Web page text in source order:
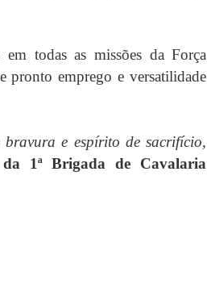
todas as missões da Força
pronto emprego e versatilidade
e espírito de sacrifício,
da 1ª Brigada de Cavalaria